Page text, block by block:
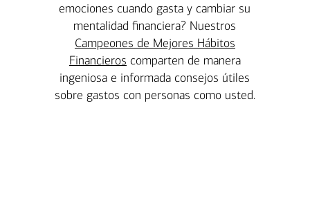
emociones cuando gasta y cambiar su
mentalidad financiera? Nuestros
Campeones de Mejores Hábitos
Financieros comparten de manera
ingeniosa e informada consejos útiles
sobre gastos con personas como usted.